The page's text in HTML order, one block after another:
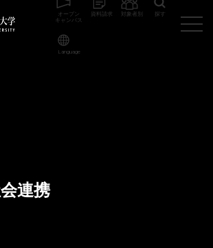
連携
オープン
キャンパス
資料請求 対象者別 探す
Language
建築・環境デザイン学科
知らせ】第5回神戸市
ン賞/建築・環境デザイ
准教授
学科